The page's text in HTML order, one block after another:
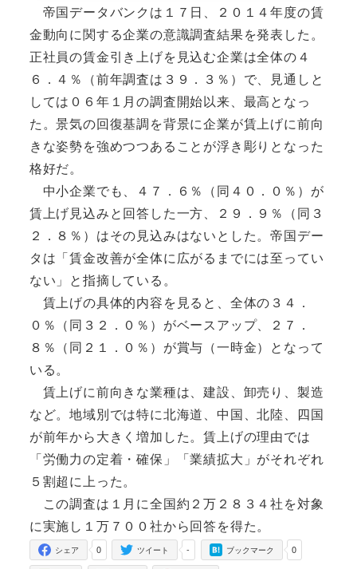
帝国データバンクは１７日、２０１４年度の賃
金動向に関する企業の意識調査結果を発表した。
正社員の賃金引き上げを見込む企業は全体の４
６．４％（前年調査は３９．３％）で、見通しと
しては０６年１月の調査開始以来、最高となっ
た。景気の回復基調を背景に企業が賃上げに前向
きな姿勢を強めつつあることが浮き彫りとなった
格好だ。
中小企業でも、４７．６％（同４０．０％）が
賃上げ見込みと回答した一方、２９．９％（同３
２．８％）はその見込みはないとした。帝国デー
タは「賃金改善が全体に広がるまでには至ってい
ない」と指摘している。
賃上げの具体的内容を見ると、全体の３４．
０％（同３２．０％）がベースアップ、２７．
８％（同２１．０％）が賞与（一時金）となって
いる。
賃上げに前向きな業種は、建設、卸売り、製造
など。地域別では特に北海道、中国、北陸、四国
が前年から大きく増加した。賃上げの理由では
「労働力の定着・確保」「業績拡大」がそれぞれ
５割超に上った。
この調査は１月に全国約２万２８３４社を対象
に実施し１万７００社から回答を得た。
0
シェア -
ツイート 0
ブックマーク